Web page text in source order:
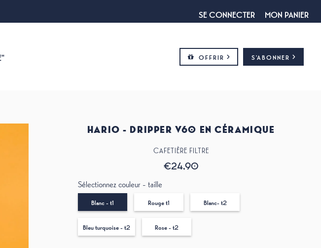
SE CONNECTER MON PANIER
OFFRIR S'ABONNER
HARIO - DRIPPER V60 EN CÉRAMIQUE
CAFETIÈRE FILTRE
€24,90
Sélectionnez couleur - taille
Blanc - t1 Rouge t1 Blanc- t2
Bleu turquoise - t2 Rose - t2